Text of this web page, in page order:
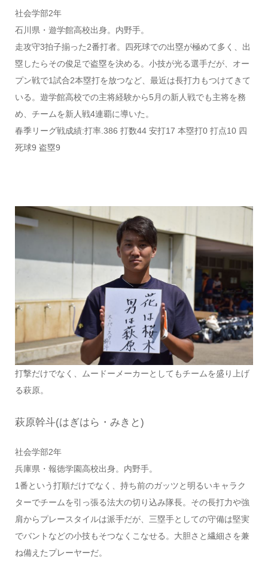
社会学部2年
石川県・遊学館高校出身。内野手。
走攻守3拍子揃った2番打者。四死球での出塁が極めて多く、出
塁したらその俊足で盗塁を決める。小技が光る選手だが、オー
プン戦で1試合2本塁打を放つなど、最近は長打力もつけてきて
いる。遊学館高校での主将経験から5月の新人戦でも主将を務
め、チームを新人戦4連覇に導いた。
春季リーグ戦成績:打率.386 打数44 安打17 本塁打0 打点10 四
死球9 盗塁9
打撃だけでなく、ムードーメーカーとしてもチームを盛り上げ
る萩原。
萩原幹斗(はぎはら・みきと)
社会学部2年
兵庫県・報徳学園高校出身。内野手。
1番という打順だけでなく、持ち前のガッツと明るいキャラク
ターでチームを引っ張る法大の切り込み隊長。その長打力や強
肩からプレースタイルは派手だが、三塁手としての守備は堅実
でバントなどの小技もそつなくこなせる。大胆さと繊細さを兼
ね備えたプレーヤーだ。